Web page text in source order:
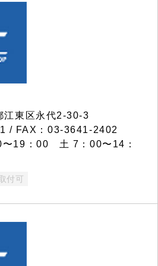
東区永代2-30-3
/ FAX：03-3641-2402
〜19：00 土 7：00〜14：
付可